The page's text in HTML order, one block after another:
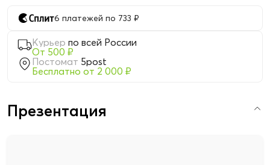
6 платежей по 733 ₽
Курьер по всей России
От 500 ₽
Постомат 5post
Бесплатно от 2 000 ₽
Презентация